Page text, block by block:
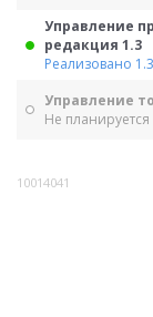
Управление
редакция 1.3
Реализовано
Управление
Не планируется
10014041